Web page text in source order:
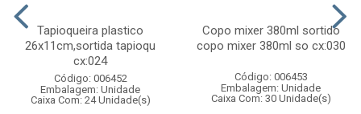
Tapioqueira plastico
26x11cm,sortida tapioqu
cx:024
Código: 006452
Embalagem: Unidade
Caixa Com: 24 Unidade(s)
Copo mixer 380ml sortido
copo mixer 380ml so cx:030
Código: 006453
Embalagem: Unidade
Caixa Com: 30 Unidade(s)